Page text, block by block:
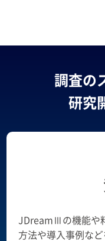
調査の
研究
JDreamⅢの機能や
方法や導入事例な